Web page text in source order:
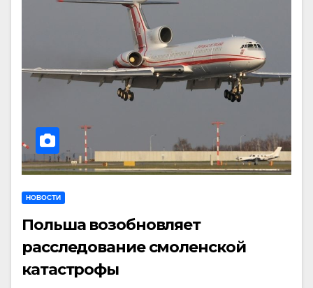
НОВОСТИ
Польша возобновляет
расследование смоленской
катастрофы